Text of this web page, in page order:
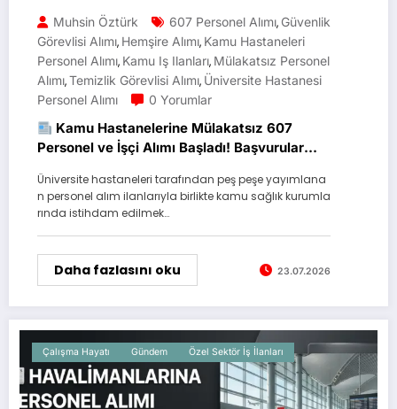
Muhsin Öztürk 607 Personel Alımı, Güvenlik
Görevlisi Alımı, Hemşire Alımı, Kamu Hastaneleri
Personel Alımı, Kamu Iş Ilanları, Mülakatsız Personel
Alımı,Temizlik Görevlisi Alımı, Üniversite Hastanesi
Personel Alımı
0 Yorumlar
Kamu Hastanelerine Mülakatsız 607
Personel ve İşçi Alımı Başladı! Başvurular
Üniversite hastaneleri tarafından peş peşe yayımlana
n personel alım ilanlarıyla birlikte kamu sağlık kurumla
rında istihdam edilmek…
Daha fazlasını oku 23.07.2026
Çalışma Hayatı Gündem Özel Sektör İş İlanları